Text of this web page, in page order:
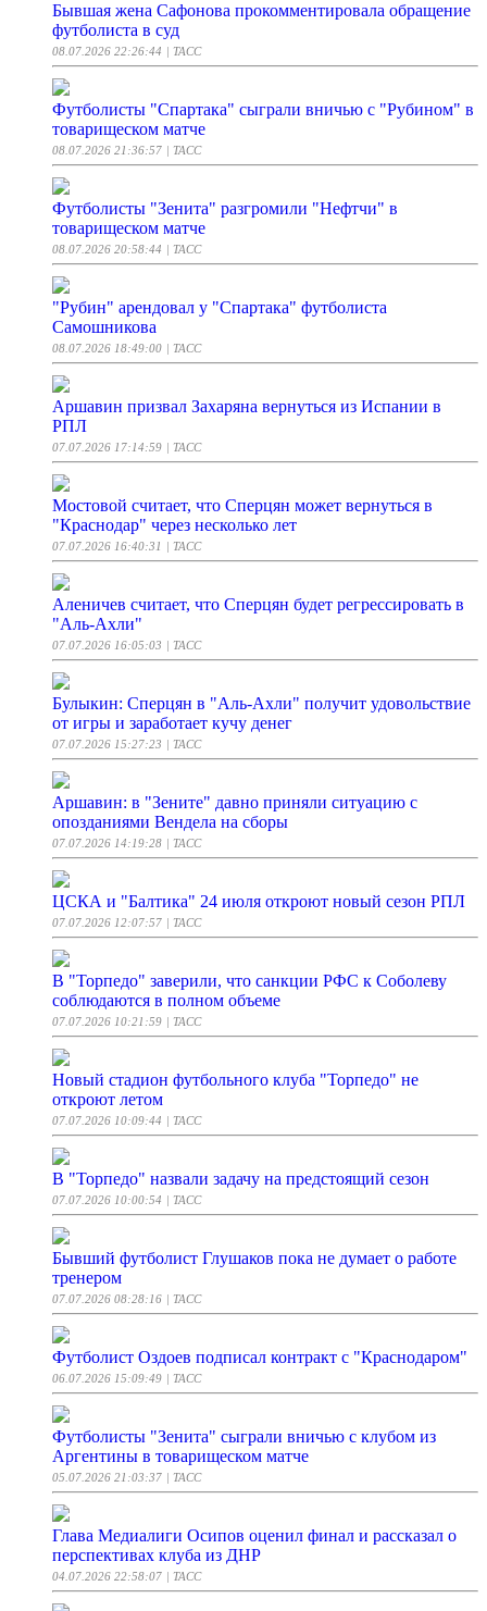
Бывшая жена Сафонова прокомментировала обращение
футболиста в суд
08.07.2026 22:26:44 | ТАСС
Футболисты "Спартака" сыграли вничью с "Рубином" в
товарищеском матче
08.07.2026 21:36:57 | ТАСС
Футболисты "Зенита" разгромили "Нефтчи" в
товарищеском матче
08.07.2026 20:58:44 | ТАСС
"Рубин" арендовал у "Спартака" футболиста
Самошникова
08.07.2026 18:49:00 | ТАСС
Аршавин призвал Захаряна вернуться из Испании в
РПЛ
07.07.2026 17:14:59 | ТАСС
Мостовой считает, что Сперцян может вернуться в
"Краснодар" через несколько лет
07.07.2026 16:40:31 | ТАСС
Аленичев считает, что Сперцян будет регрессировать в
"Аль-Ахли"
07.07.2026 16:05:03 | ТАСС
Булыкин: Сперцян в "Аль-Ахли" получит удовольствие
от игры и заработает кучу денег
07.07.2026 15:27:23 | ТАСС
Аршавин: в "Зените" давно приняли ситуацию с
опозданиями Вендела на сборы
07.07.2026 14:19:28 | ТАСС
ЦСКА и "Балтика" 24 июля откроют новый сезон РПЛ
07.07.2026 12:07:57 | ТАСС
В "Торпедо" заверили, что санкции РФС к Соболеву
соблюдаются в полном объеме
07.07.2026 10:21:59 | ТАСС
Новый стадион футбольного клуба "Торпедо" не
откроют летом
07.07.2026 10:09:44 | ТАСС
В "Торпедо" назвали задачу на предстоящий сезон
07.07.2026 10:00:54 | ТАСС
Бывший футболист Глушаков пока не думает о работе
тренером
07.07.2026 08:28:16 | ТАСС
Футболист Оздоев подписал контракт с "Краснодаром"
06.07.2026 15:09:49 | ТАСС
Футболисты "Зенита" сыграли вничью с клубом из
Аргентины в товарищеском матче
05.07.2026 21:03:37 | ТАСС
Глава Медиалиги Осипов оценил финал и рассказал о
перспективах клуба из ДНР
04.07.2026 22:58:07 | ТАСС